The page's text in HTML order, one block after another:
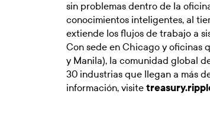
sin problemas dentro de la
conocimientos inteligentes, al
extiende los flujos de trabajo a
Con sede en Chicago y oficinas
y Manila), la comunidad global
30 industrias que llegan a más
información, visite